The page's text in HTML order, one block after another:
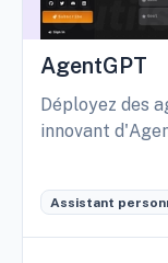
AgentGPT
Déployez des
innovant
Assistant